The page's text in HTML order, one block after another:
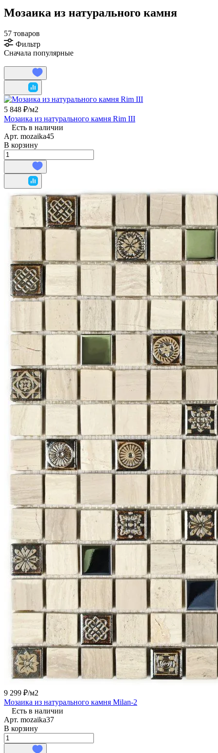
Мозаика из натурального камня
57 товаров
Фильтр
Сначала популярные
5 848 ₽/м2
Мозаика из натурального камня Rim III
Есть в наличии
Арт. mozaika45
В корзину
9 299 ₽/м2
Мозаика из натурального камня Milan-2
Есть в наличии
Арт. mozaika37
В корзину